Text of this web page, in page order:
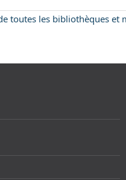
toutes les bibliothèques et